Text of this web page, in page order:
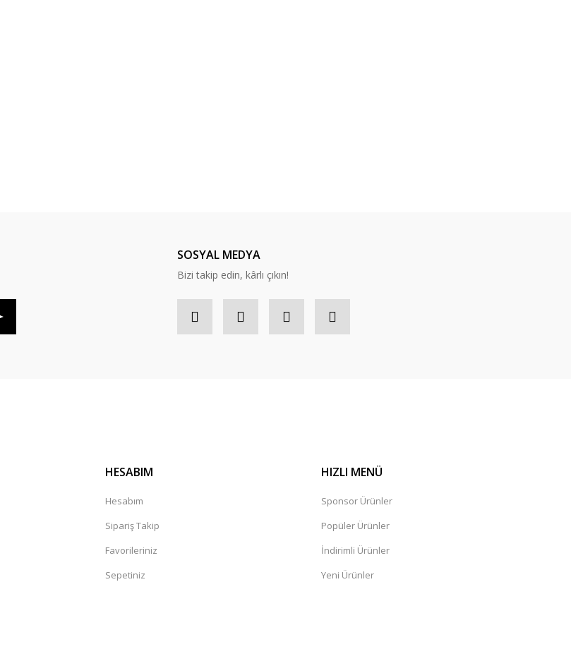
SOSYAL MEDYA
Bizi takip edin, kârlı çıkın!
HESABIM
Hesabım
Sipariş Takip
Favorileriniz
Sepetiniz
HIZLI MENÜ
Sponsor Ürünler
Popüler Ürünler
İndirimli Ürünler
Yeni Ürünler